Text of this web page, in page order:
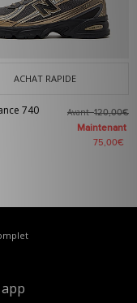
ACHAT RAPIDE
740 Avant120,00€
Maintenant
75,00€